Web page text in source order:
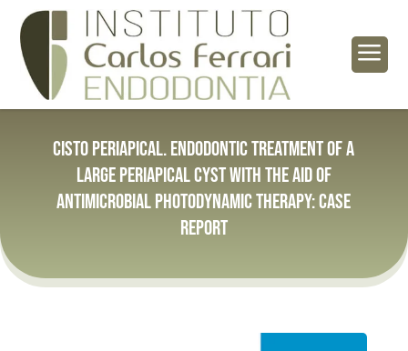
a
Cisto periapical. Endodontic treatment of a
large periapical cyst with the aid of
antimicrobial photodynamic therapy: case
report